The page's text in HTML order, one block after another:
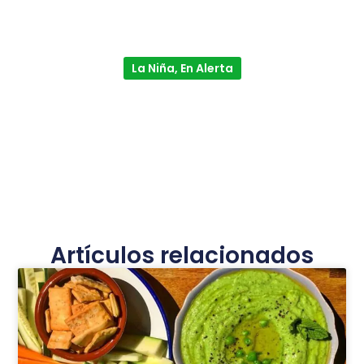
La Niña, En Alerta
Artículos relacionados